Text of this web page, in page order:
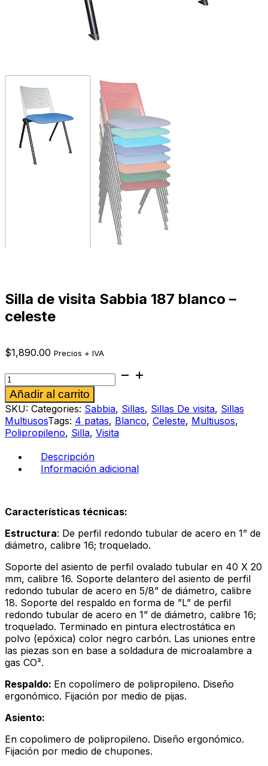
Silla de visita Sabbia 187 blanco –
celeste
$1,890.00 Precios + IVA
Silla
de
visita
Sabbia
187
blanco
-
cantidad
Añadir al carrito
SKU: Categories: Sabbia, Sillas, Sillas De visita, Sillas
MultiusosTags: 4 patas, Blanco, Celeste, Multiusos,
Polipropileno, Silla, Visita
Descripción
Información adicional
Características técnicas:
Estructura: De perfil redondo tubular de acero en 1” de
diámetro, calibre 16; troquelado.
Soporte del asiento de perfil ovalado tubular en 40 X 20
mm, calibre 16. Soporte delantero del asiento de perfil
redondo tubular de acero en 5/8” de diámetro, calibre
18. Soporte del respaldo en forma de ”L” de perfil
redondo tubular de acero en 1” de diámetro, calibre 16;
troquelado. Terminado en pintura electrostática en
polvo (epóxica) color negro carbón. Las uniones entre
las piezas son en base a soldadura de microalambre a
gas CO².
Respaldo: En copolímero de polipropileno. Diseño
ergonómico. Fijación por medio de pijas.
Asiento:
En copolimero de polipropileno. Diseño ergonómico.
Fijación por medio de chupones.